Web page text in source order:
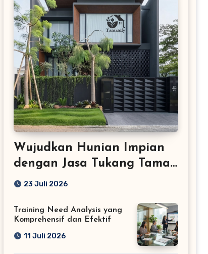
Wujudkan Hunian Impian
dengan Jasa Tukang Taman
Profesional
23 Juli 2026
Training Need Analysis yang
Komprehensif dan Efektif
11 Juli 2026